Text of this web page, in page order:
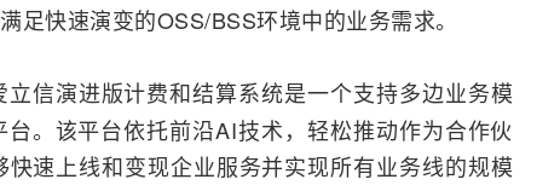
足快速演变的OSS/BSS环境中的业务需求。
立信演进版计费和结算系统是一个支持多边业务模
。该平台依托前沿AI技术，轻松推动作为合作伙
速上线和变现企业服务并实现所有业务线的规模